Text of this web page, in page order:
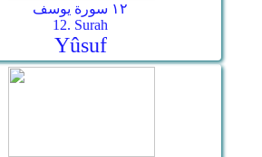
١٢ سورة يوسف
12. Surah
Yûsuf